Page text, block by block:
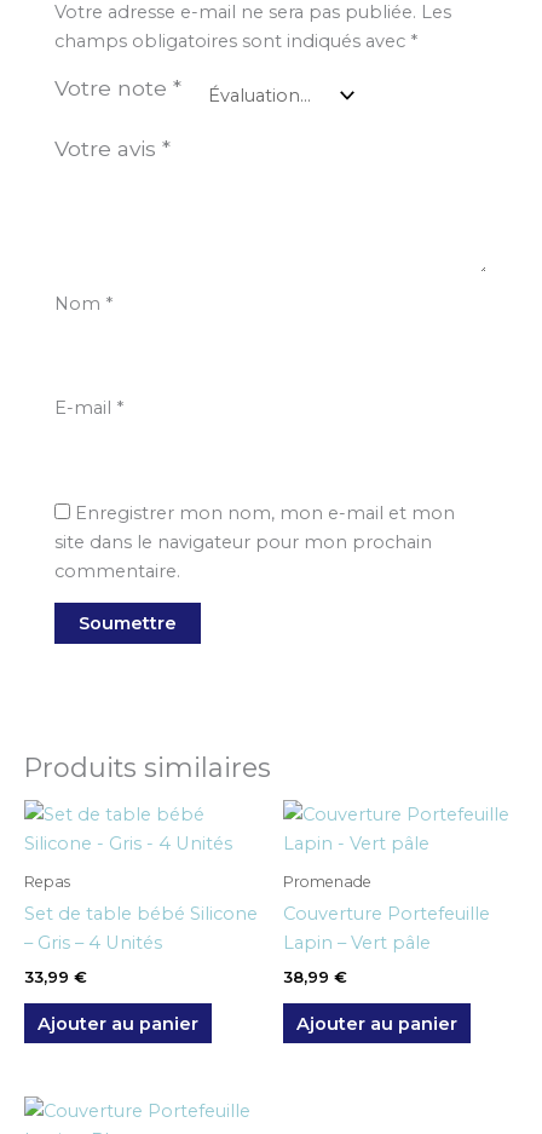
Votre adresse e-mail ne sera pas publiée. Les
champs obligatoires sont indiqués avec *
Votre note*
Votre avis*
Nom *
E-mail *
Enregistrer mon nom, mon e-mail et mon
site dans le navigateur pour mon prochain
commentaire.
Produits similaires
Repas
Set de table bébé Silicone
– Gris – 4 Unités
33,99 €
Ajouter au panier
Promenade
Couverture Portefeuille
Lapin – Vert pâle
38,99 €
Ajouter au panier